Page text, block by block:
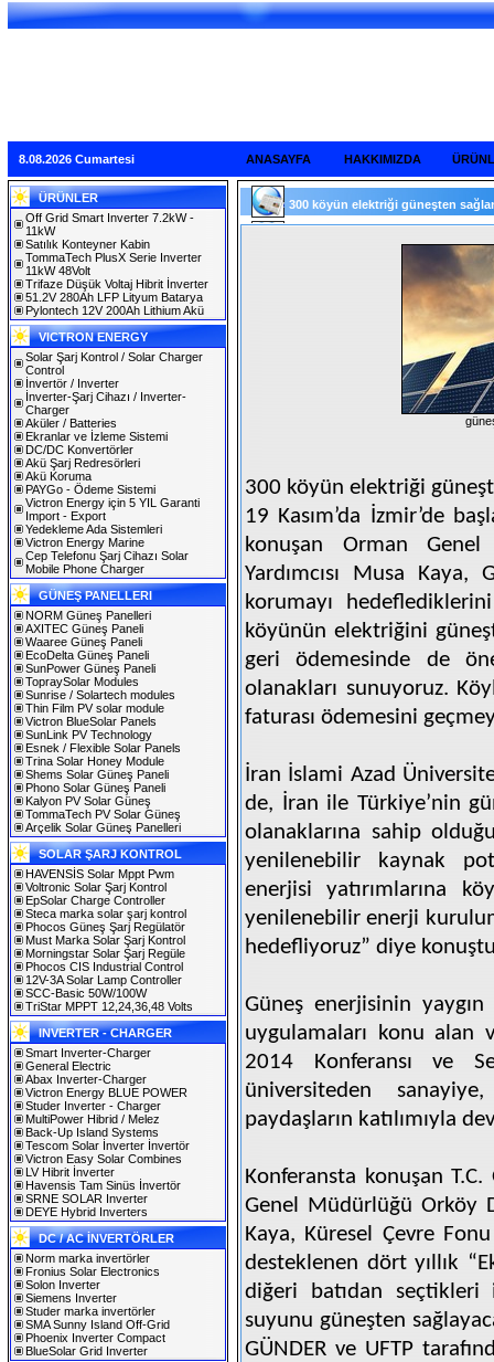
8.08.2026 Cumartesi ANASAYFA HAKKIMIZDA
ÜRÜNLER
Off Grid Smart Inverter 7.2kW -
11kW
Satılık Konteyner Kabin
TommaTech PlusX Serie Inverter
11kW 48Volt
Trifaze Düşük Voltaj Hibrit İnverter
51.2V 280Ah LFP Lityum Batarya
Pylontech 12V 200Ah Lithium Akü
VICTRON ENERGY
Solar Şarj Kontrol / Solar Charger
Control
İnvertör / Inverter
İnverter-Şarj Cihazı / Inverter-
Charger
Aküler / Batteries
Ekranlar ve İzleme Sistemi
DC/DC Konvertörler
Akü Şarj Redresörleri
Akü Koruma
PAYGo - Ödeme Sistemi
Victron Energy için 5 YIL Garanti
Import - Export
Yedekleme Ada Sistemleri
Victron Energy Marine
Cep Telefonu Şarj Cihazı Solar
Mobile Phone Charger
GÜNEŞ PANELLERI
NORM Güneş Panelleri
AXITEC Güneş Paneli
Waaree Güneş Paneli
EcoDelta Güneş Paneli
SunPower Güneş Paneli
TopraySolar Modules
Sunrise / Solartech modules
Thin Film PV solar module
Victron BlueSolar Panels
SunLink PV Technology
Esnek / Flexible Solar Panels
Trina Solar Honey Module
Shems Solar Güneş Paneli
Phono Solar Güneş Paneli
Kalyon PV Solar Güneş
TommaTech PV Solar Güneş
Arçelik Solar Güneş Panelleri
SOLAR ŞARJ KONTROL
HAVENSİS Solar Mppt Pwm
Voltronic Solar Şarj Kontrol
EpSolar Charge Controller
Steca marka solar şarj kontrol
Phocos Güneş Şarj Regülatör
Must Marka Solar Şarj Kontrol
Morningstar Solar Şarj Regüle
Phocos CIS Industrial Control
12V-3A Solar Lamp Controller
SCC-Basic 50W/100W
TriStar MPPT 12,24,36,48 Volts
INVERTER - CHARGER
Smart Inverter-Charger
General Electric
Abax Inverter-Charger
Victron Energy BLUE POWER
Studer Inverter - Charger
MultiPower Hibrid / Melez
Back-Up Island Systems
Tescom Solar İnverter İnvertör
Victron Easy Solar Combines
LV Hibrit İnverter
Havensis Tam Sinüs İnvertör
SRNE SOLAR Inverter
DEYE Hybrid Inverters
DC / AC İNVERTÖRLER
Norm marka invertörler
Fronius Solar Electronics
Solon Inverter
Siemens Inverter
Studer marka invertörler
SMA Sunny Island Off-Grid
Phoenix Inverter Compact
BlueSolar Grid Inverter
300 köyün elektriği güneşten
300 köyün elektriği
19 Kasım’da İzmir’de
konuşan Orman
Yardımcısı Musa
korumayı
köyünün elektriğini
geri ödemesinde de
olanakları sunuyoruz.
faturası ödemesini
İran İslami Azad
de, İran ile Türkiye’nin
olanaklarına sahip
yenilenebilir kaynak
enerjisi yatırımlarına
yenilenebilir enerji
hedefliyoruz” diye
Güneş enerjisinin
uygulamaları konu alan
2014 Konferansı ve
üniversiteden
paydaşların katılımıyla
Konferansta konuşan
Genel Müdürlüğü Orköy
Kaya, Küresel Çevre
desteklenen dört yıllık
diğeri batıdan
suyunu güneşten
GÜNDER ve UFTP